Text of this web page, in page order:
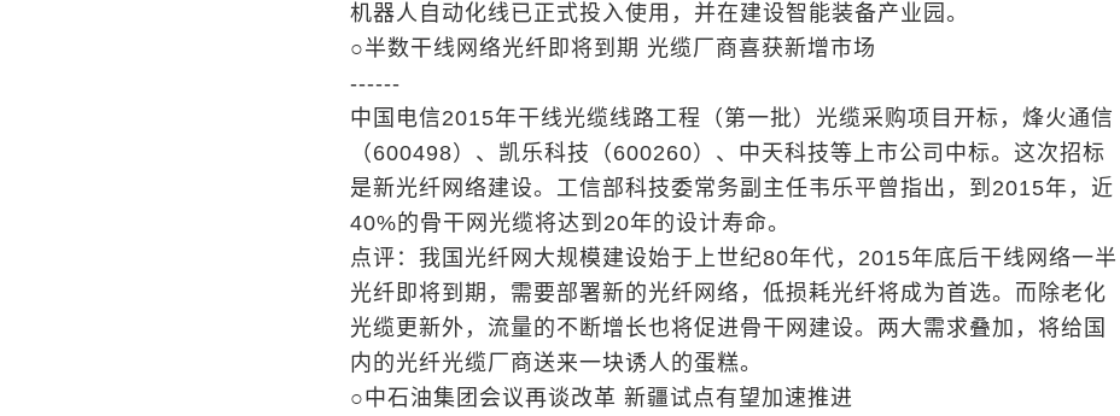
机器人自动化线已正式投入使用，并在建设智能装备产业园。
○半数干线网络光纤即将到期 光缆厂商喜获新增市场
------
中国电信2015年干线光缆线路工程（第一批）光缆采购项目开标，烽火通信
（600498）、凯乐科技（600260）、中天科技等上市公司中标。这次招标
是新光纤网络建设。工信部科技委常务副主任韦乐平曾指出，到2015年，近
40%的骨干网光缆将达到20年的设计寿命。
点评：我国光纤网大规模建设始于上世纪80年代，2015年底后干线网络一半
光纤即将到期，需要部署新的光纤网络，低损耗光纤将成为首选。而除老化
光缆更新外，流量的不断增长也将促进骨干网建设。两大需求叠加，将给国
内的光纤光缆厂商送来一块诱人的蛋糕。
○中石油集团会议再谈改革 新疆试点有望加速推进